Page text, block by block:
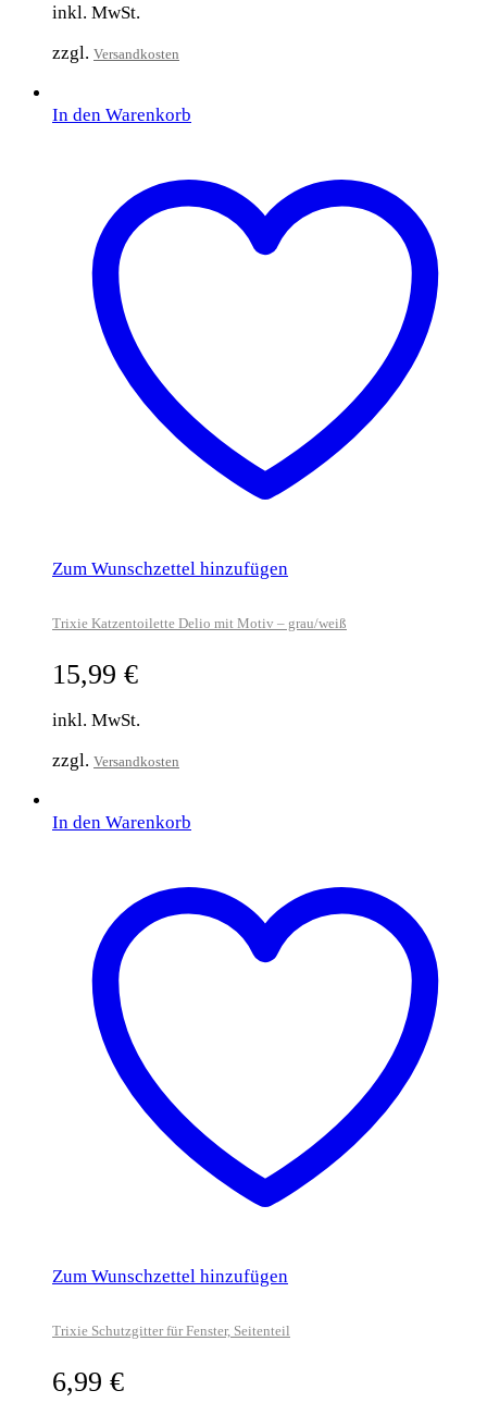
inkl. MwSt.
zzgl. Versandkosten
In den Warenkorb
Zum Wunschzettel hinzufügen
Trixie Katzentoilette Delio mit Motiv – grau/weiß
15,99 €
inkl. MwSt.
zzgl. Versandkosten
In den Warenkorb
Zum Wunschzettel hinzufügen
Trixie Schutzgitter für Fenster, Seitenteil
6,99 €